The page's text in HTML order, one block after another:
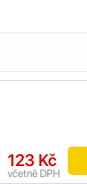
123 Kč
včetně DPH